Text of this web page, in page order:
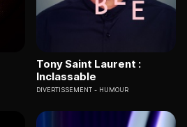
Tony Saint Laurent :
Inclassable
DIVERTISSEMENT HUMOUR